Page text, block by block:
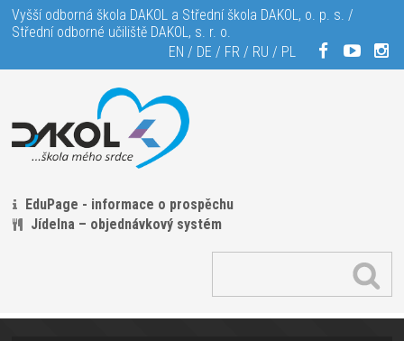
Vyšší odborná škola DAKOL a Střední škola DAKOL, o. p. s. /
Střední odborné učiliště DAKOL, s. r. o.
EN / DE / FR/ RU / PL
EduPage - informace o prospěchu
Jídelna – objednávkový systém